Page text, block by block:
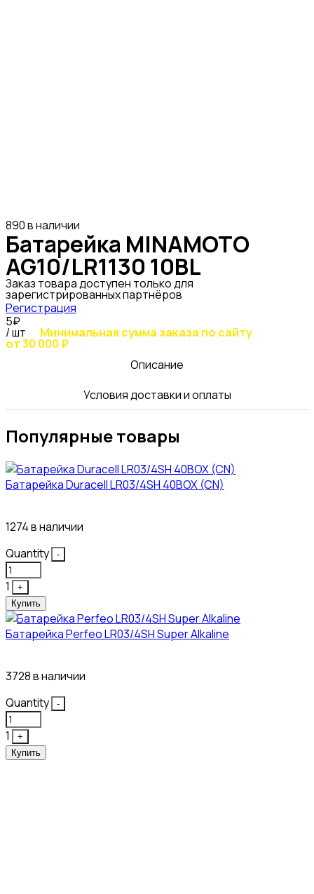
890 в наличии
Батарейка MINAMOTO
AG10/LR1130 10BL
Заказ товара доступен только для
зарегистрированных партнёров
Регистрация
5₽
/ шт Минимальная сумма заказа по сайту
от 30 000 ₽
Описание
Условия доставки и оплаты
Популярные товары
Батарейка Duracell LR03/4SH 40BOX (CN)
1274 в наличии
Quantity
-
1
+
Купить
Батарейка Perfeo LR03/4SH Super Alkaline
3728 в наличии
Quantity
-
1
+
Купить